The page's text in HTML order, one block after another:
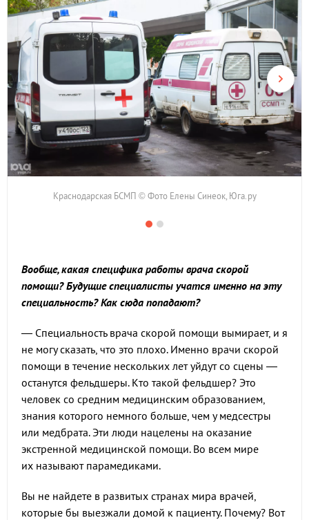
Краснодарская БСМП © Фото Елены Синеок, Юга.ру
Вообще, какая специфика работы врача скорой
помощи? Будущие специалисты учатся именно на эту
специальность? Как сюда попадают?
— Специальность врача скорой помощи вымирает, и я
не могу сказать, что это плохо. Именно врачи скорой
помощи в течение нескольких лет уйдут со сцены —
останутся фельдшеры. Кто такой фельдшер? Это
человек со средним медицинским образованием,
знания которого немного больше, чем у медсестры
или медбрата. Эти люди нацелены на оказание
экстренной медицинской помощи. Во всем мире
их называют парамедиками.
Вы не найдете в развитых странах мира врачей,
которые бы выезжали домой к пациенту. Почему? Вот